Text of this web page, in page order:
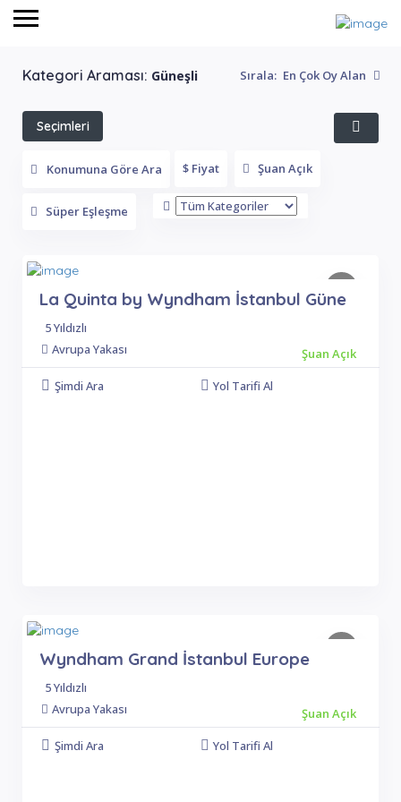
Kategori Araması: Güneşli Sırala: En Çok Oy Alan
Seçimleri
Konumuna Göre Ara $ Fiyat Şuan Açık
Süper Eşleşme
La Quinta by Wyndham İstanbul Güne
5 Yıldızlı
Avrupa Yakası
Şuan Açık
Şimdi Ara
Yol Tarifi Al
Wyndham Grand İstanbul Europe
5 Yıldızlı
Avrupa Yakası
Şuan Açık
Şimdi Ara
Yol Tarifi Al